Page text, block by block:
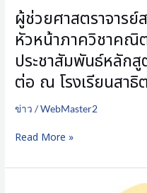
ผู้ช่วยศาสตราจาร
หัวหน้าภาควิชาคณิ
ประชาสัมพันธ์หลัก
ต่อ ณ โรงเรียนสาธิ
ข่าว /WebMaster2
ประชาสัมพันธ์
หลักสูตร
และ
แนะแนว
การ
ต่อ
โรงเรียนสาธิต
Read More »